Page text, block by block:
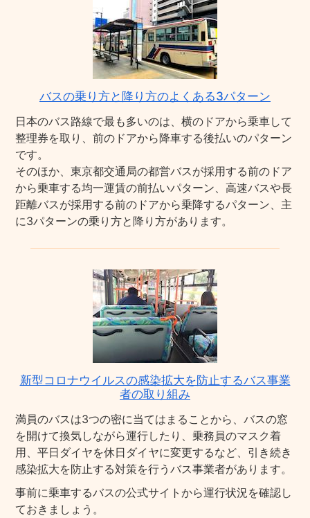
バスの乗り方と降り方のよくある3パターン
日本のバス路線で最も多いのは、横のドアから乗車して
整理券を取り、前のドアから降車する後払いのパターン
です。
そのほか、東京都交通局の都営バスが採用する前のドア
から乗車する均一運賃の前払いパターン、高速バスや長
距離バスが採用する前のドアから乗降するパターン、主
に3パターンの乗り方と降り方があります。
新型コロナウイルスの感染拡大を防止するバス事業
者の取り組み
満員のバスは3つの密に当てはまることから、バスの窓
を開けて換気しながら運行したり、乗務員のマスク着
用、平日ダイヤを休日ダイヤに変更するなど、引き続き
感染拡大を防止する対策を行うバス事業者があります。
事前に乗車するバスの公式サイトから運行状況を確認し
ておきましょう。